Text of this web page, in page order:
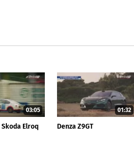
03:05
Elroq
01:32
Denza Z9GT